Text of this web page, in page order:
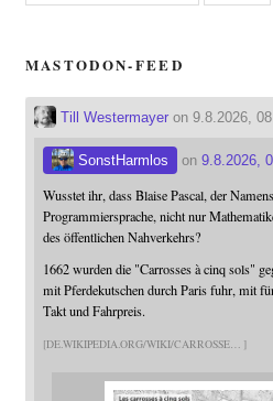
MASTODON-FEED
Till Westermayeron 9.8.2026,
SonstHarmlos on 9.8.2026,
Wusstet ihr, dass Blaise Pascal, der
Programmiersprache, nicht nur
des öffentlichen Nahverkehrs?
1662 wurden die "Carrosses à cinq sols"
mit Pferdekutschen durch Paris fuhr, mit
Takt und Fahrpreis.
DE.WIKIPEDIA.ORG/WIKI/CARROSSE